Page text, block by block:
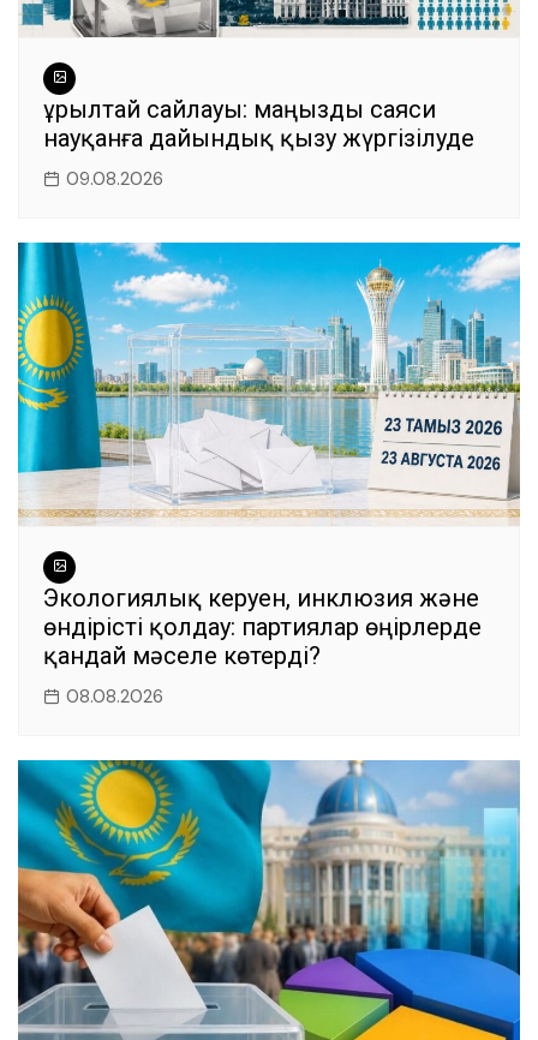
Құрылтай сайлауы: маңызды саяси
науқанға дайындық қызу жүргізілуде
09.08.2026
Экологиялық керуен, инклюзия және
өндірісті қолдау: партиялар өңірлерде
қандай мәселе көтерді?
08.08.2026